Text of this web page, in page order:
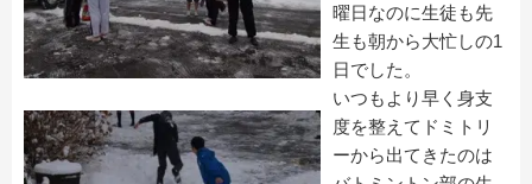
曜日なのに生徒も先
生も朝から大忙しの1
日でした。
いつもより早く身支
度を整えてドミトリ
ーから出てきたのは